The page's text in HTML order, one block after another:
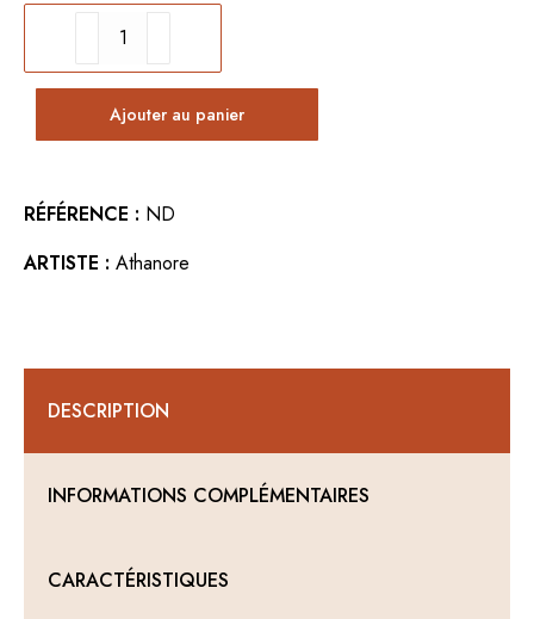
quantité
de
Décoration
murale
Ajouter au panier
RÉFÉRENCE : ND
ARTISTE : Athanore
DESCRIPTION
INFORMATIONS COMPLÉMENTAIRES
CARACTÉRISTIQUES